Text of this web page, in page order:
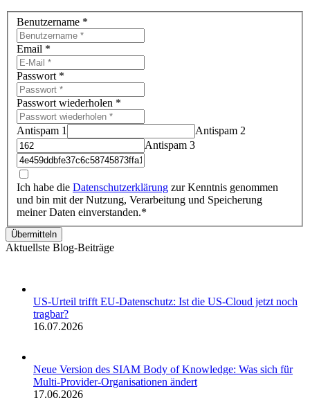
Benutzername *
Email *
Passwort *
Passwort wiederholen *
Antispam 1
Antispam 2
Antispam 3
Ich habe die Datenschutzerklärung zur Kenntnis genommen
und bin mit der Nutzung, Verarbeitung und Speicherung
meiner Daten einverstanden.*
Übermitteln
Aktuellste Blog-Beiträge
US-Urteil trifft EU-Datenschutz: Ist die US-Cloud jetzt noch
tragbar?
16.07.2026
Neue Version des SIAM Body of Knowledge: Was sich für
Multi-Provider-Organisationen ändert
17.06.2026